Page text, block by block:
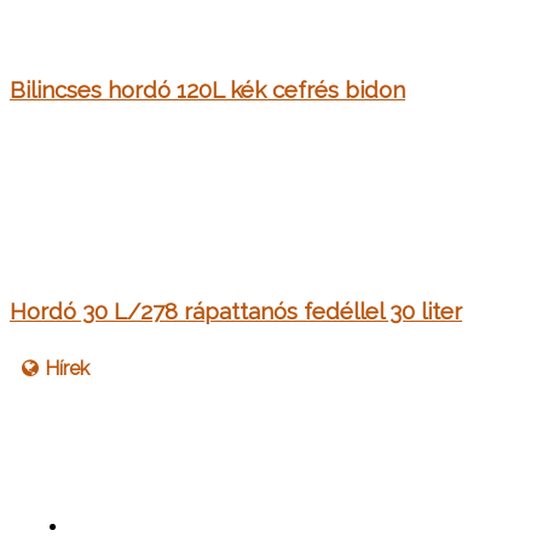
Bilincses hordó 120L kék cefrés bidon
Hordó 30 L/278 rápattanós fedéllel 30 liter
Hírek